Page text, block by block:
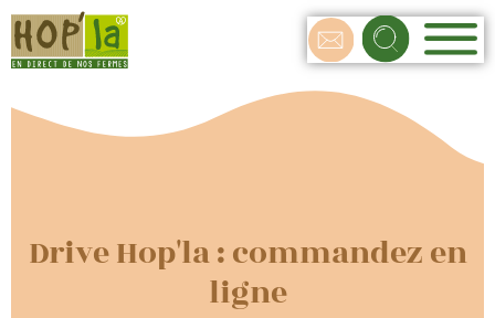
Drive Hop'la : commandez en
ligne